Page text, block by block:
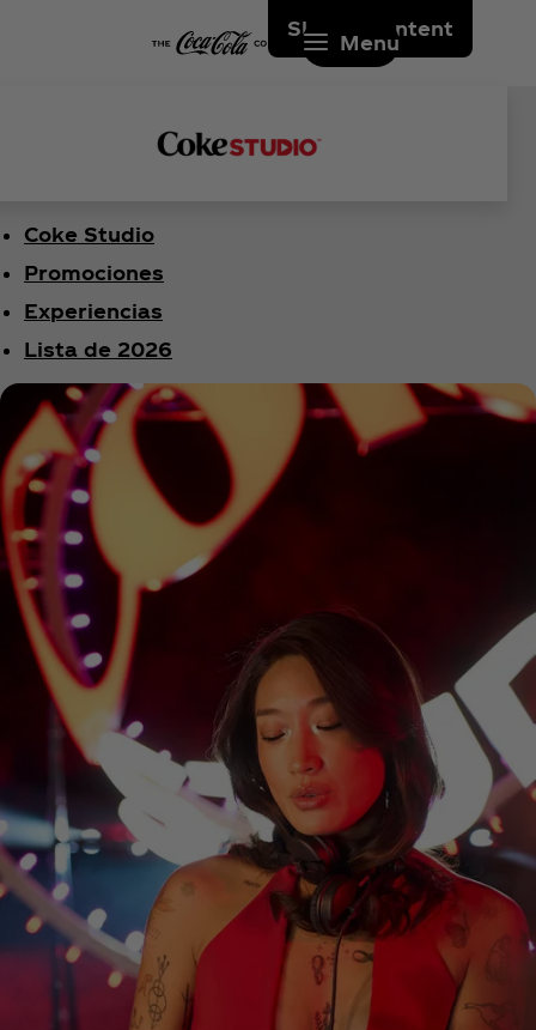
Skip to content
Menu
Coke Studio
Promociones
Experiencias
Lista de 2026